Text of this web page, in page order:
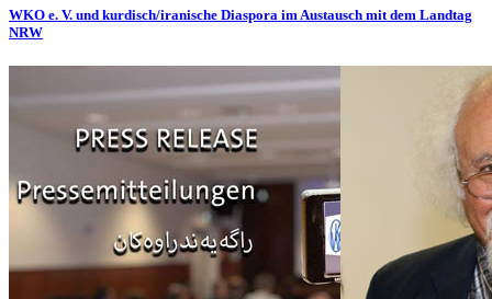
WKO e. V. und kurdisch/iranische Diaspora im Austausch mit dem Landtag
NRW